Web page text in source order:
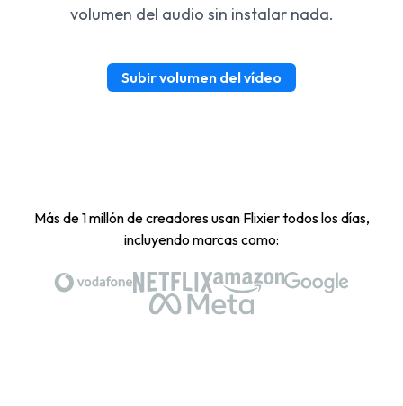
volumen del audio sin instalar nada.
Subir volumen del vídeo
Más de 1 millón de creadores usan Flixier todos los días,
incluyendo marcas como: